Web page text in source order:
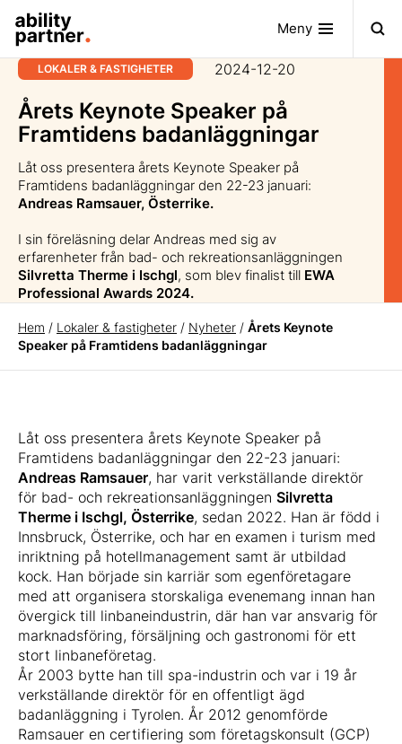
Meny
LOKALER & FASTIGHETER 2024-12-20
Årets Keynote Speaker på
Framtidens badanläggningar
Låt oss presentera årets Keynote Speaker på
Framtidens badanläggningar den 22-23 januari:
Andreas Ramsauer, Österrike.
I sin föreläsning delar Andreas med sig av
erfarenheter från bad- och rekreationsanläggningen
Silvretta Therme i Ischgl, som blev finalist till EWA
Professional Awards 2024.
Hem / Lokaler & fastigheter / Nyheter / Årets Keynote
Speaker på Framtidens badanläggningar
Låt oss presentera årets Keynote Speaker på
Framtidens badanläggningar den 22-23 januari:
Andreas Ramsauer, har varit verkställande direktör
för bad- och rekreationsanläggningen Silvretta
Therme i Ischgl, Österrike, sedan 2022. Han är född i
Innsbruck, Österrike, och har en examen i turism med
inriktning på hotellmanagement samt är utbildad
kock. Han började sin karriär som egenföretagare
med att organisera storskaliga evenemang innan han
övergick till linbaneindustrin, där han var ansvarig för
marknadsföring, försäljning och gastronomi för ett
stort linbaneföretag.
År 2003 bytte han till spa-industrin och var i 19 år
verkställande direktör för en offentligt ägd
badanläggning i Tyrolen. År 2012 genomförde
Ramsauer en certifiering som företagskonsult (GCP)